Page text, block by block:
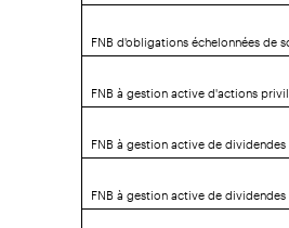
FNB d'obligations échelonnées de
FNB à gestion active d'actions
FNB à gestion active de
FNB à gestion active de